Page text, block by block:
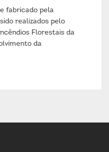
fabricado pela
realizados pelo
Florestais da
da